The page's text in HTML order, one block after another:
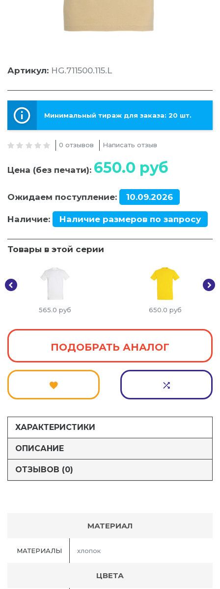
Артикул: HG.711500.115.L
Минимальный тираж для заказа: 20 шт.
0 отзывов Написать отзыв
Цена (без печати): 650.0 руб
Ожидаем поступление: 10.09.2026
Наличие: Наличие размеров по запросу
Товары в этой серии
565.0 руб 650.0 руб
ПОДОБРАТЬ АНАЛОГ
ХАРАКТЕРИСТИКИ
ОПИСАНИЕ
ОТЗЫВОВ (0)
МАТЕРИАЛ
МАТЕРИАЛЫ хлопок
ЦВЕТА